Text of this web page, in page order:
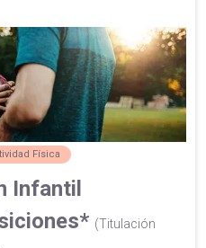
Física
Infantil
(Titulación